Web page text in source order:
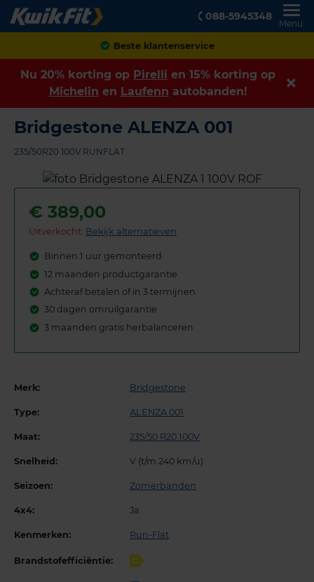
088-5945348
Menu
Achteraf betalen
Nu 20% korting op Pirelli en 15% korting op
Michelin en Laufenn autobanden!
Bridgestone ALENZA 001
235/50R20 100V RUNFLAT
€ 389,00
Uitverkocht: Bekijk alternatieven
Binnen 1 uur gemonteerd
12 maanden productgarantie
Achteraf betalen of in 3 termijnen
30 dagen omruilgarantie
3 maanden gratis herbalanceren
Merk: Bridgestone
Type: ALENZA 001
Maat: 235/50 R20 100V
Snelheid: V (t/m 240 km/u)
Seizoen: Zomerbanden
4x4: Ja
Kenmerken: Run-Flat
Brandstofefficiëntie: C